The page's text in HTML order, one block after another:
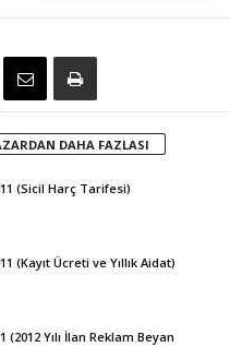
DAHA FAZLASI
(Sicil Harç Tarifesi)
(Kayıt Ücreti ve Yıllık Aidat)
(2012 Yılı İlan Reklam Beyan